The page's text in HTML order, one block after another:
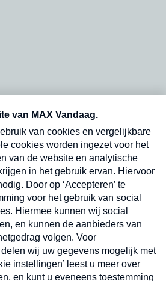
en dinsdagochtend in
Verzend